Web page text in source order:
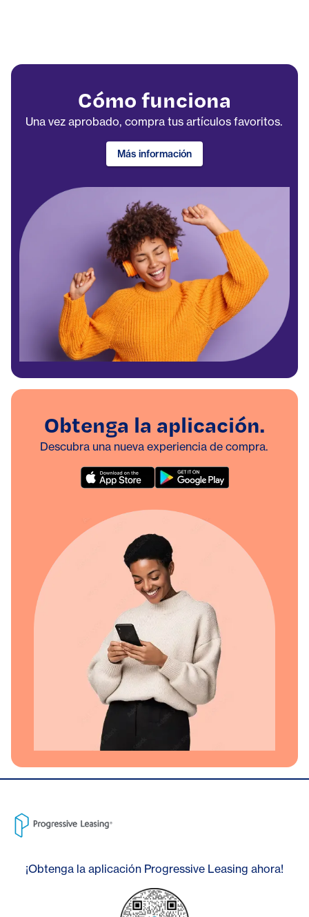
Cómo funciona
Una vez aprobado, compra tus artículos favoritos.
Más información
Obtenga la aplicación.
Descubra una nueva experiencia de compra.
¡Obtenga la aplicación Progressive Leasing ahora!